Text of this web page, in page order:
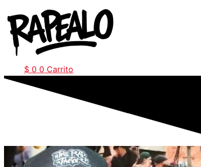
al
contenido
$ 0 0 Carrito